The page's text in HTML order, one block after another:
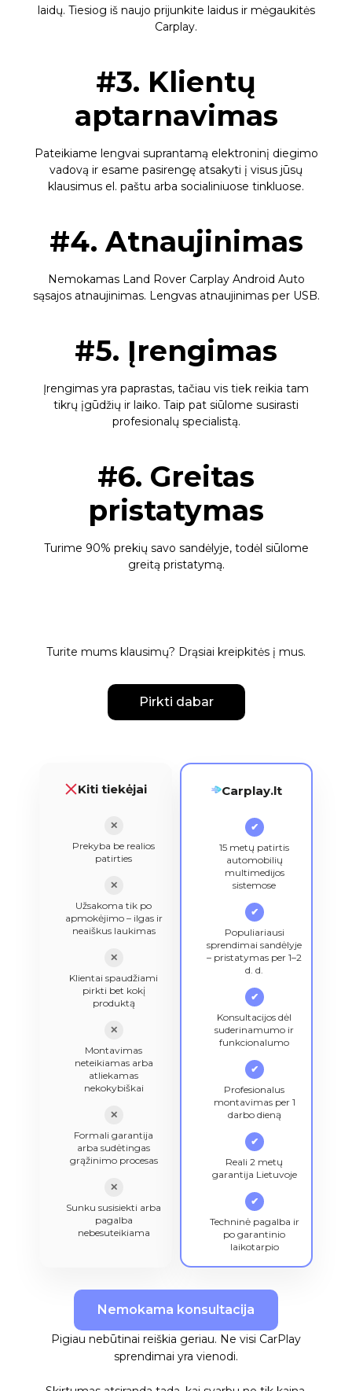
laidų. Tiesiog iš naujo prijunkite laidus ir mėgaukitės
Carplay.
#3. Klientų
aptarnavimas
Pateikiame lengvai suprantamą elektroninį diegimo
vadovą ir esame pasirengę atsakyti į visus jūsų
klausimus el. paštu arba socialiniuose tinkluose.
#4. Atnaujinimas
Nemokamas Land Rover Carplay Android Auto
sąsajos atnaujinimas. Lengvas atnaujinimas per USB.
#5. Įrengimas
Įrengimas yra paprastas, tačiau vis tiek reikia tam
tikrų įgūdžių ir laiko. Taip pat siūlome susirasti
profesionalų specialistą.
#6. Greitas
pristatymas
Turime 90% prekių savo sandėlyje, todėl siūlome
greitą pristatymą.
Turite mums klausimų? Drąsiai kreipkitės į mus.
Pirkti dabar
Kiti tiekėjai
✕
Prekyba be realios
patirties
✕
Užsakoma tik po
apmokėjimo – ilgas ir
neaiškus laukimas
✕
Klientai spaudžiami
pirkti bet kokį
produktą
✕
Montavimas
neteikiamas arba
atliekamas
nekokybiškai
✕
Formali garantija
arba sudėtingas
grąžinimo procesas
✕
Sunku susisiekti arba
pagalba
nebesuteikiama
Carplay.lt
✔
15 metų patirtis
automobilių
multimedijos
sistemose
✔
Populiariausi
sprendimai sandėlyje
– pristatymas per 1–2
d. d.
✔
Konsultacijos dėl
suderinamumo ir
funkcionalumo
✔
Profesionalus
montavimas per 1
darbo dieną
✔
Reali 2 metų
garantija Lietuvoje
✔
Techninė pagalba ir
po garantinio
laikotarpio
Nemokama konsultacija
Pigiau nebūtinai reiškia geriau. Ne visi CarPlay
sprendimai yra vienodi.